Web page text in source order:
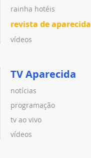
rainha hotéis
revista de aparecida
vídeos
TV Aparecida
notícias
programação
tv ao vivo
vídeos